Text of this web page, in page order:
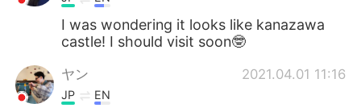
I was wondering it looks like kanazawa
castle! I should visit soon🤓
ヤン 2021.04.01 11:16
JP EN